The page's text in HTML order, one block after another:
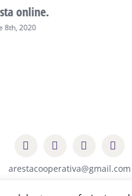
online.
8th, 2020
arestacooperativa@gmail.com